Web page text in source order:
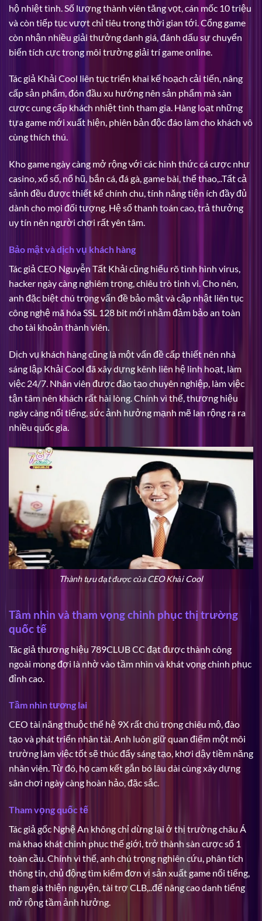
hộ nhiệt tình. Số lượng thành viên tăng vọt, cán mốc 10 triệu
và còn tiếp tục vượt chỉ tiêu trong thời gian tới. Cổng game
còn nhận nhiều giải thưởng danh giá, đánh dấu sự chuyển
biến tích cực trong môi trường giải trí game online.
Tác giả Khải Cool liên tục triển khai kế hoạch cải tiến, nâng
cấp sản phẩm, đón đầu xu hướng nên sản phẩm mà sàn
cược cung cấp khách nhiệt tình tham gia. Hàng loạt những
tựa game mới xuất hiện, phiên bản độc đáo làm cho khách vô
cùng thích thú.
Kho game ngày càng mở rộng với các hình thức cá cược như
casino, xổ số, nổ hũ, bắn cá, đá gà, game bài, thể thao,..Tất cả
sảnh đều được thiết kế chính chu, tính năng tiện ích đầy đủ
dành cho mọi đối tượng. Hệ số thanh toán cao, trả thưởng
uy tín nên người chơi rất yên tâm.
Bảo mật và dịch vụ khách hàng
Tác giả CEO Nguyễn Tất Khải cũng hiểu rõ tình hình virus,
hacker ngày càng nghiêm trọng, chiêu trò tinh vi. Cho nên,
anh đặc biệt chú trọng vấn đề bảo mật và cập nhật liên tục
công nghệ mã hóa SSL 128 bit mới nhằm đảm bảo an toàn
cho tài khoản thành viên.
Dịch vụ khách hàng cũng là một vấn đề cấp thiết nên nhà
sáng lập Khải Cool đã xây dựng kênh liên hệ linh hoạt, làm
việc 24/7. Nhân viên được đào tạo chuyên nghiệp, làm việc
tận tâm nên khách rất hài lòng. Chính vì thế, thương hiệu
ngày càng nổi tiếng, sức ảnh hưởng mạnh mẽ lan rộng ra ra
nhiều quốc gia.
Thành tựu đạt được của CEO Khải Cool
Tầm nhìn và tham vọng chinh phục thị trường
quốc tế
Tác giả thương hiệu 789CLUB CC đạt được thành công
ngoài mong đợi là nhờ vào tầm nhìn và khát vọng chinh phục
đỉnh cao.
Tầm nhìn tương lai
CEO tài năng thuộc thế hệ 9X rất chú trọng chiêu mộ, đào
tạo và phát triển nhân tài. Anh luôn giữ quan điểm một môi
trường làm việc tốt sẽ thúc đẩy sáng tạo, khơi dậy tiềm năng
nhân viên. Từ đó, họ cam kết gắn bó lâu dài cùng xây dựng
sân chơi ngày càng hoàn hảo, đặc sắc.
Tham vọng quốc tế
Tác giả gốc Nghệ An không chỉ dừng lại ở thị trường châu Á
mà khao khát chinh phục thế giới, trở thành sàn cược số 1
toàn cầu. Chính vì thế, anh chú trọng nghiên cứu, phân tích
thông tin, chủ động tìm kiếm đơn vị sản xuất game nổi tiếng,
tham gia thiện nguyện, tài trợ CLB,..để nâng cao danh tiếng
mở rộng tầm ảnh hưởng.